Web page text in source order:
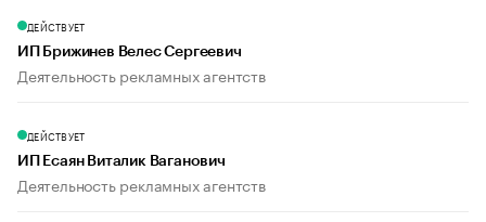
ДЕЙСТВУЕТ
ИП Брижинев Велес Сергеевич
Деятельность рекламных агентств
ДЕЙСТВУЕТ
ИП Есаян Виталик Ваганович
Деятельность рекламных агентств